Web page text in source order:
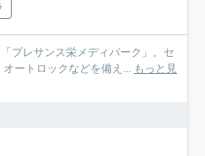
プレサンス栄メディパーク」。セ
ートロックなどを備え... もっと見